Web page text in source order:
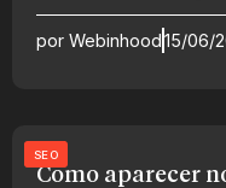
por Webinhood15/06/
SEO
Como aparecer